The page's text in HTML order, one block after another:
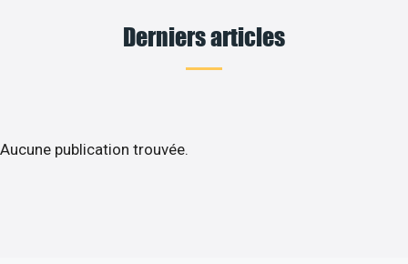
Derniers articles
Aucune publication trouvée.